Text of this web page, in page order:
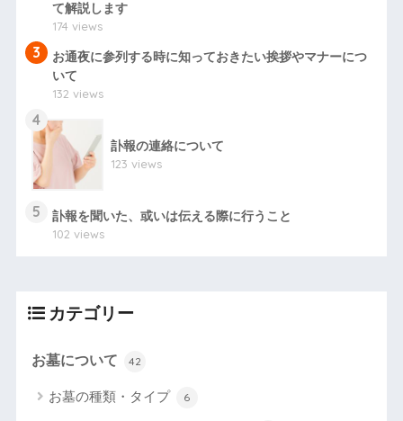
て解説します
174 views
3
お通夜に参列する時に知っておきたい挨拶やマナーにつ
いて
132 views
4
訃報の連絡について
123 views
5
訃報を聞いた、或いは伝える際に行うこと
102 views
カテゴリー
お墓について 42
お墓の種類・タイプ 6